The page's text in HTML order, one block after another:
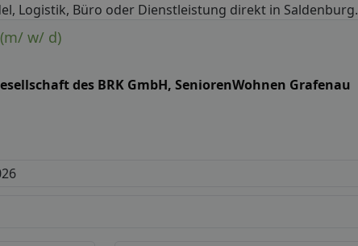
Logistik, Büro oder Dienstleistung direkt in Saldenburg.
w/ d)
des BRK GmbH, SeniorenWohnen Grafenau